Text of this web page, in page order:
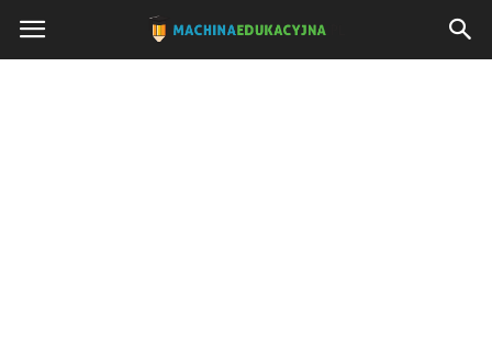
Machinaedukacyjna.pl